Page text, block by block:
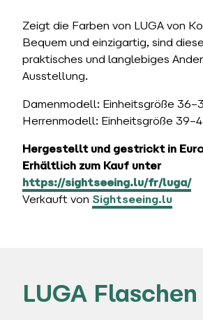
Zeigt die Farben von LUGA von
Bequem und einzigartig, sind
praktisches und langlebiges
Ausstellung.
Damenmodell: Einheitsgröße
Herrenmodell: Einheitsgröße
Hergestellt und gestrickt in
Erhältlich zum Kauf unter
https://sightseeing.lu/fr/luga/
Verkauft von Sightseeing.lu
LUGA Flaschen